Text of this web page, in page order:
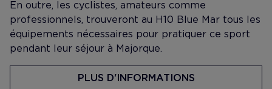
En outre, les cyclistes, amateurs comme
professionnels, trouveront au H10 Blue Mar tous les
équipements nécessaires pour pratiquer ce sport
pendant leur séjour à Majorque.
PLUS D'INFORMATIONS